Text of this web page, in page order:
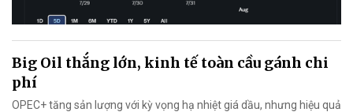
Big Oil thắng lớn, kinh tế toàn cầu gánh chi
phí
OPEC+ tăng sản lượng với kỳ vọng hạ nhiệt giá dầu, nhưng hiệu quả